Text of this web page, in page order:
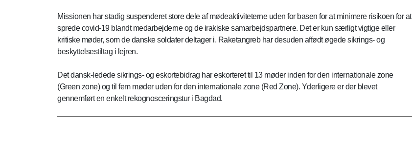
Missionen har stadig suspenderet store dele af mødeaktiviteterne uden for basen for at minimere risikoen for at
sprede covid-19 blandt medarbejderne og de irakiske samarbejdspartnere. Det er kun særligt vigtige eller
kritiske møder, som de danske soldater deltager i. Raketangreb har desuden affødt øgede sikrings- og
beskyttelsestiltag i lejren.
Det dansk-ledede sikrings- og eskortebidrag har eskorteret til 13 møder inden for den internationale zone
(Green zone) og til fem møder uden for den internationale zone (Red Zone). Yderligere er der blevet
gennemført en enkelt rekognosceringstur i Bagdad.